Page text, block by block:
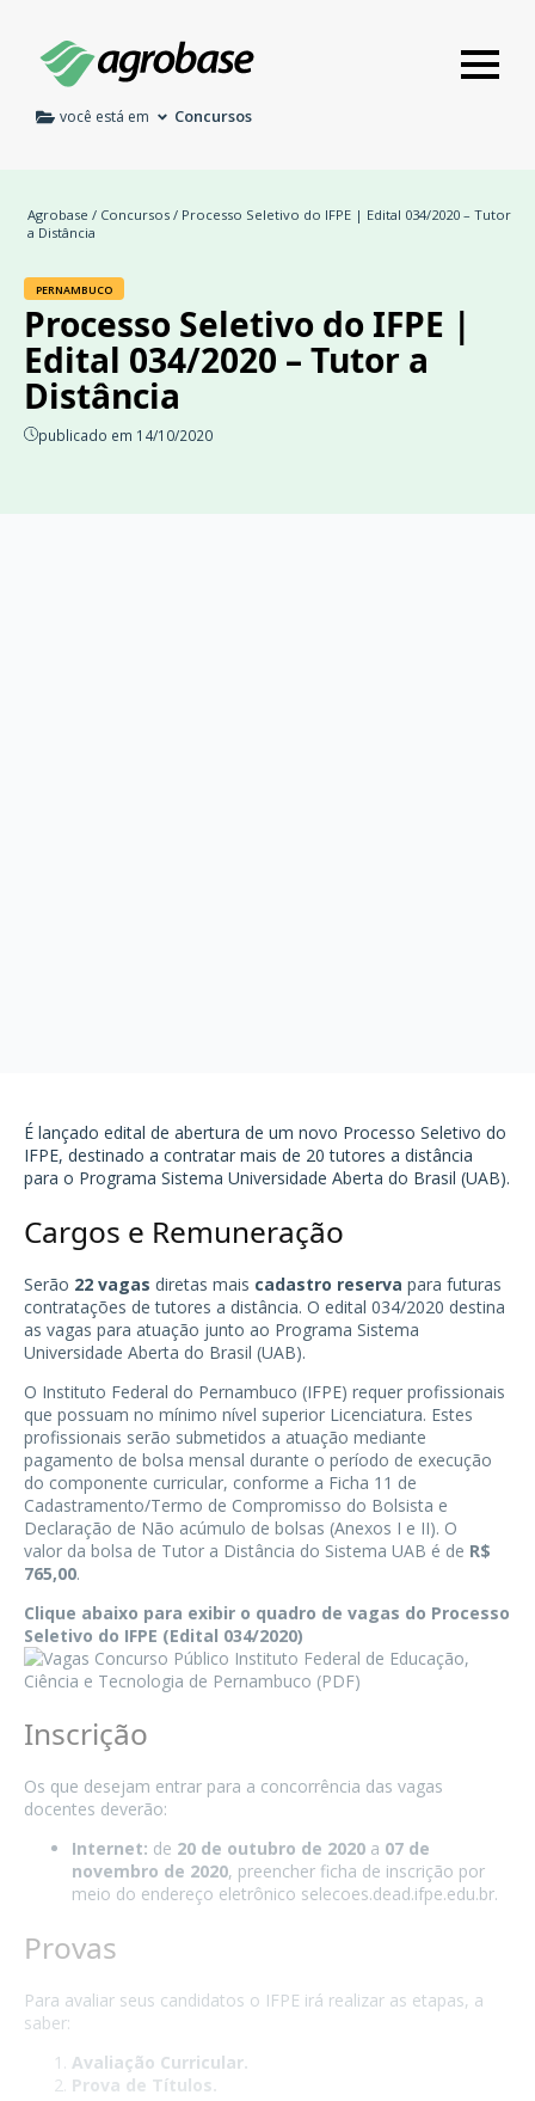
você está em Concursos
Agrobase / Concursos / Processo Seletivo do IFPE | Edital 034/2020 – Tutor
a Distância
PERNAMBUCO
Processo Seletivo do IFPE |
Edital 034/2020 – Tutor a
Distância
publicado em 14/10/2020
É lançado edital de abertura de um novo Processo Seletivo do
IFPE, destinado a contratar mais de 20 tutores a distância
para o Programa Sistema Universidade Aberta do Brasil (UAB).
Cargos e Remuneração
Serão 22 vagas diretas mais cadastro reserva para futuras
contratações de tutores a distância. O edital 034/2020 destina
as vagas para atuação junto ao Programa Sistema
Universidade Aberta do Brasil (UAB).
O Instituto Federal do Pernambuco (IFPE) requer profissionais
que possuam no mínimo nível superior Licenciatura. Estes
profissionais serão submetidos a atuação mediante
pagamento de bolsa mensal durante o período de execução
do componente curricular, conforme a Ficha 11 de
Cadastramento/Termo de Compromisso do Bolsista e
Declaração de Não acúmulo de bolsas (Anexos I e II). O
valor da bolsa de Tutor a Distância do Sistema UAB é de R$
765,00.
Clique abaixo para exibir o quadro de vagas do Processo
Seletivo do IFPE (Edital 034/2020)
Inscrição
Os que desejam entrar para a concorrência das vagas
docentes deverão:
Internet: de 20 de outubro de 2020 a 07 de
novembro de 2020, preencher ficha de inscrição por
meio do endereço eletrônico selecoes.dead.ifpe.edu.br.
Provas
Para avaliar seus candidatos o IFPE irá realizar as etapas, a
saber:
Avaliação Curricular.
Prova de Títulos.